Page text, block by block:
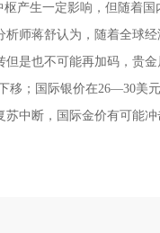
产生一定影响，但随着国
蒋舒认为，随着全球经
是也不可能再加码，贵
；国际银价在26—30美
中断，国际金价有可能